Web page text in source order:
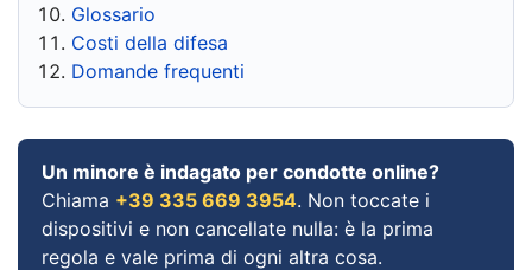
Glossario
Costi della difesa
Domande frequenti
Un minore è indagato per condotte online?
Chiama +39 335 669 3954. Non toccate i
dispositivi e non cancellate nulla: è la prima
regola e vale prima di ogni altra cosa.